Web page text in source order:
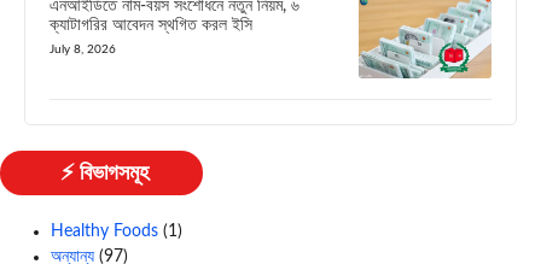
এনআইডিতে নাম-বয়স সংশোধনে নতুন নিয়ম, ৬
ক্যাটাগরির আবেদন স্থগিত করল ইসি
July 8, 2026
⚡ বিভাগসমূহ
Healthy Foods (1)
অন্যান্য (97)